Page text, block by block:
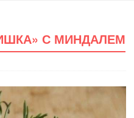
С МИНДАЛЕМ